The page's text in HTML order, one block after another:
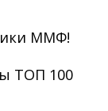
ММФ!
ТОП 100